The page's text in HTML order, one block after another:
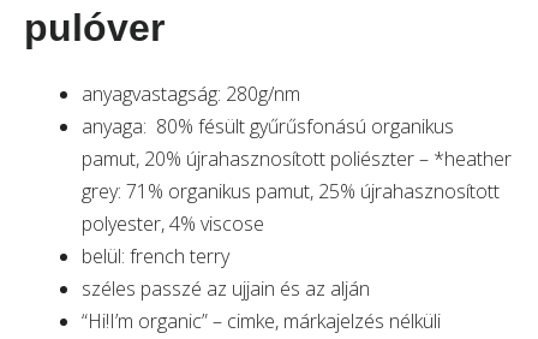
pulóver
anyagvastagság: 280g/nm
anyaga: 80% fésült gyűrűsfonású organikus
pamut, 20% újrahasznosított poliészter – *heather
grey: 71% organikus pamut, 25% újrahasznosított
polyester, 4% viscose
belül: french terry
széles passzé az ujjain és az alján
“Hi!I’m organic” – cimke, márkajelzés nélküli